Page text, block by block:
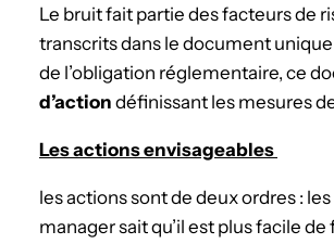
Le bruit fait partie des facteurs de
transcrits dans le document
de l’obligation réglementaire, ce
d’action définissant les mesures
Les actions envisageables
les actions sont de deux ordres :
manager sait qu’il est plus facile